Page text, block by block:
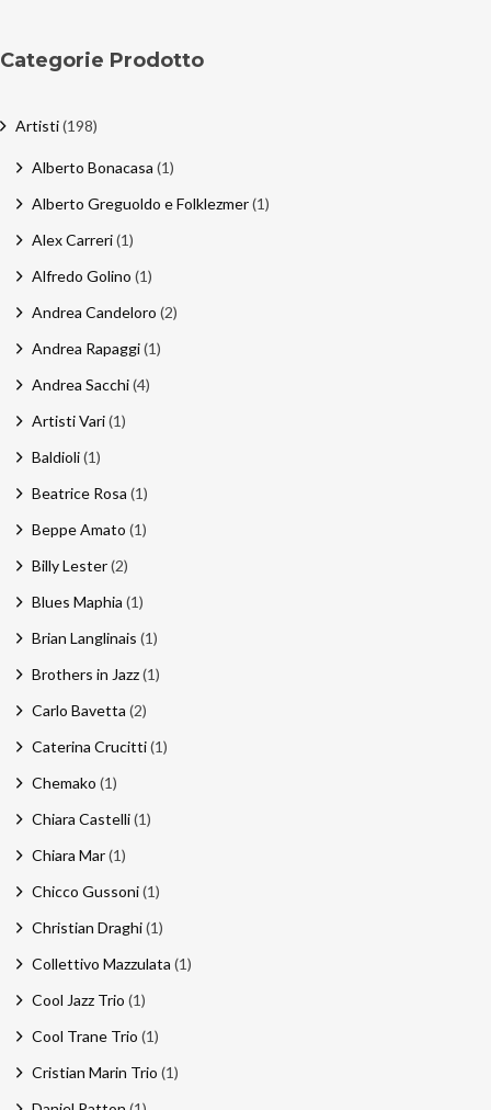
Categorie Prodotto
Artisti(198)
Alberto Bonacasa (1)
Alberto Greguoldo e Folklezmer(1)
Alex Carreri(1)
Alfredo Golino (1)
Andrea Candeloro (2)
Andrea Rapaggi(1)
Andrea Sacchi(4)
Artisti Vari(1)
Baldioli(1)
Beatrice Rosa (1)
Beppe Amato (1)
Billy Lester(2)
Blues Maphia (1)
Brian Langlinais (1)
Brothers in Jazz(1)
Carlo Bavetta (2)
Caterina Crucitti(1)
Chemako (1)
Chiara Castelli(1)
Chiara Mar(1)
Chicco Gussoni(1)
Christian Draghi(1)
Collettivo Mazzulata (1)
Cool Jazz Trio (1)
Cool Trane Trio (1)
Cristian Marin Trio (1)